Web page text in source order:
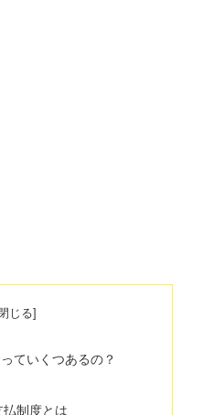
ていくつあるの？
制度とは